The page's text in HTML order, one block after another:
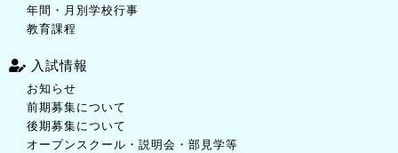
年間・月別学校行事
教育課程
入試情報
お知らせ
前期募集について
後期募集について
オープンスクール・説明会・部見学等